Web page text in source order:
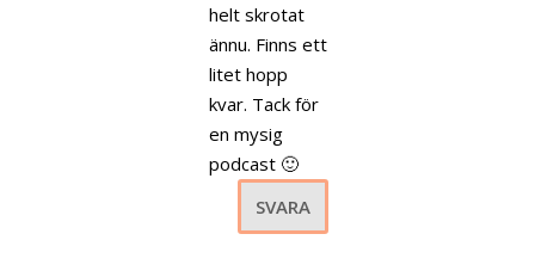
helt skrotat
ännu. Finns ett
litet hopp
kvar. Tack för
en mysig
podcast 🙂
SVARA